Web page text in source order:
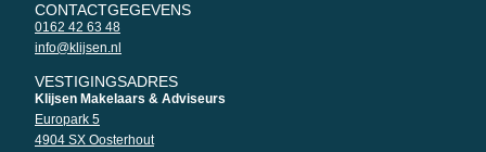
CONTACTGEGEVENS
0162 42 63 48
info@klijsen.nl
VESTIGINGSADRES
Klijsen Makelaars & Adviseurs
Europark 5
4904 SX Oosterhout